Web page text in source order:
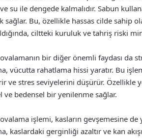
su ile dengede kalmalıdır. Sabun
sağlar. Bu, özellikle hassas cilde sahip
ciltteki kuruluk ve tahriş riski
bir diğer önemli faydası da
vücutta rahatlama hissi yaratır. Bu
ve stres seviyelerini düşürür. Özellikle
ve bedensel bir yenilenme sağlar.
işlemi, kasların gevşemesine de
kaslardaki gerginliği azaltır ve kan